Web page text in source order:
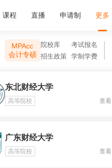
课程 直播 申请制 更多
MPAcc
会计专硕
院校库
考试报名
招生政策
学制学费
东北财经大学
高等院校 查看
广东财经大学
高等院校 查看